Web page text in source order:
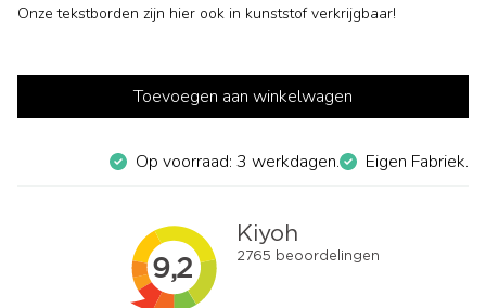
Onze tekstborden zijn hier ook in kunststof verkrijgbaar!
Toevoegen aan winkelwagen
Op voorraad: 3 werkdagen. Eigen Fabriek.